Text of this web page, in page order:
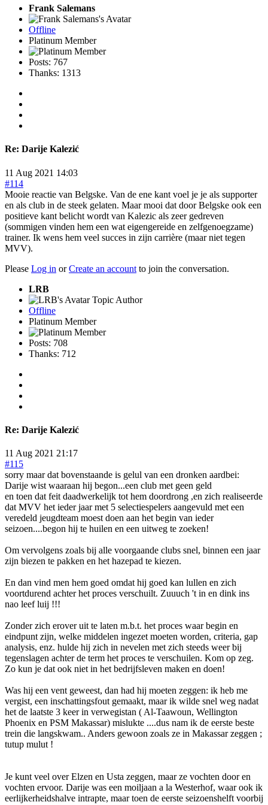
Frank Salemans
Offline
Platinum Member
Posts: 767
Thanks: 1313
Re: Darije Kalezić
11 Aug 2021 14:03
#114
Mooie reactie van Belgske. Van de ene kant voel je je als supporter
en als club in de steek gelaten. Maar mooi dat door Belgske ook een
positieve kant belicht wordt van Kalezic als zeer gedreven
(sommigen vinden hem een wat eigengereide en zelfgenoegzame)
trainer. Ik wens hem veel succes in zijn carrière (maar niet tegen
MVV).
Please Log in orCreate an account to join the conversation.
LRB
Topic Author
Offline
Platinum Member
Posts: 708
Thanks: 712
Re: Darije Kalezić
11 Aug 2021 21:17
#115
sorry maar dat bovenstaande is gelul van een dronken aardbei:
Darije wist waaraan hij begon...een club met geen geld
en toen dat feit daadwerkelijk tot hem doordrong ,en zich realiseerde
dat MVV het ieder jaar met 5 selectiespelers aangevuld met een
veredeld jeugdteam moest doen aan het begin van ieder
seizoen....begon hij te huilen en een uitweg te zoeken!
Om vervolgens zoals bij alle voorgaande clubs snel, binnen een jaar
zijn biezen te pakken en het hazepad te kiezen.
En dan vind men hem goed omdat hij goed kan lullen en zich
voortdurend achter het proces verschuilt. Zuuuch 't in en dink ins
nao leef luij !!!
Zonder zich erover uit te laten m.b.t. het proces waar begin en
eindpunt zijn, welke middelen ingezet moeten worden, criteria, gap
analysis, enz. hulde hij zich in nevelen met zich steeds weer bij
tegenslagen achter de term het proces te verschuilen. Kom op zeg.
Zo kun je dat ook niet in het bedrijfsleven maken en doen!
Was hij een vent geweest, dan had hij moeten zeggen: ik heb me
vergist, een inschattingsfout gemaakt, maar ik wilde snel weg nadat
het de laatste 3 keer in verwegistan ( Al-Taawoun, Wellington
Phoenix en PSM Makassar) mislukte ....dus nam ik de eerste beste
trein die langskwam.. Anders gewoon zoals ze in Makassar zeggen ;
tutup mulut !
Je kunt veel over Elzen en Usta zeggen, maar ze vochten door en
vochten ervoor. Darije was een moiljaan a la Westerhof, waar ook ik
eerlijkerheidshalve intrapte, maar toen de eerste seizoenshelft voorbij